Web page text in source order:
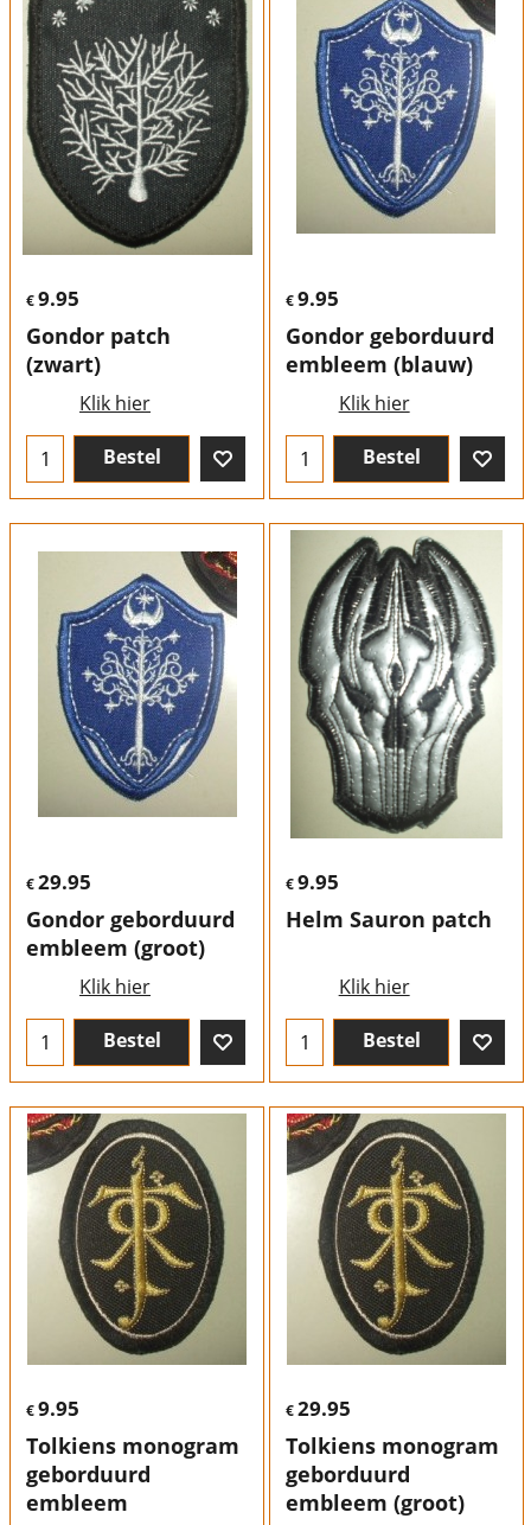
€9.95
Gondor patch
(zwart)
Klik hier
Bestel
€9.95
Gondor geborduurd
embleem (blauw)
Klik hier
Bestel
€29.95
Gondor geborduurd
embleem (groot)
Klik hier
Bestel
€9.95
Helm Sauron patch
Klik hier
Bestel
€9.95
Tolkiens monogram
geborduurd
embleem
€29.95
Tolkiens monogram
geborduurd
embleem (groot)